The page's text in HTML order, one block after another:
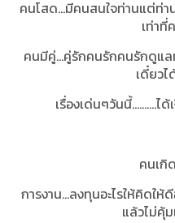
คนโสด...มีคนสนใจท่านแต่ท่า
เท่าที่
คนมีคู่...คู่รักคนรักคนรักดูแล
เดี๋ยว
เรื่องเด่นๆวันนี้..........ไ
คนเกิ
การงาน...ลงทุนอะไรให้คิดให้
แล้วไม่คุ้